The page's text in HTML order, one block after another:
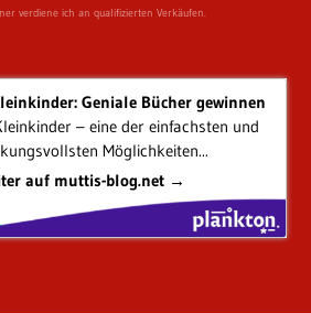
verdiene ich an qualifizierten Verkäufen.
Geniale Bücher gewinnen
– eine der einfachsten und
Möglichkeiten...
auf muttis-blog.net →